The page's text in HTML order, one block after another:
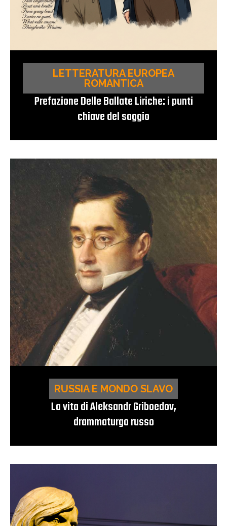
LETTERATURA EUROPEA
ROMANTICA
Prefazione Delle Ballate Liriche: i punti
chiave del saggio
RUSSIA E MONDO SLAVO
La vita di Aleksandr Griboedov,
drammaturgo russo